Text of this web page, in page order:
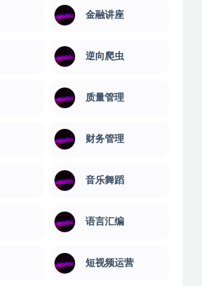
金融讲座
逆向爬虫
质量管理
财务管理
音乐舞蹈
语言汇编
短视频运营